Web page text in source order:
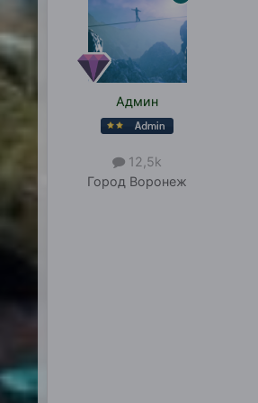
Админ
12,5k
Город Воронеж